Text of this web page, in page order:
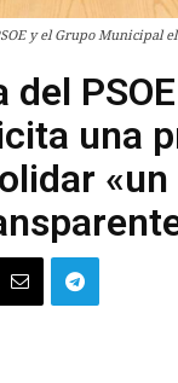
y el Grupo Municipal
del
una